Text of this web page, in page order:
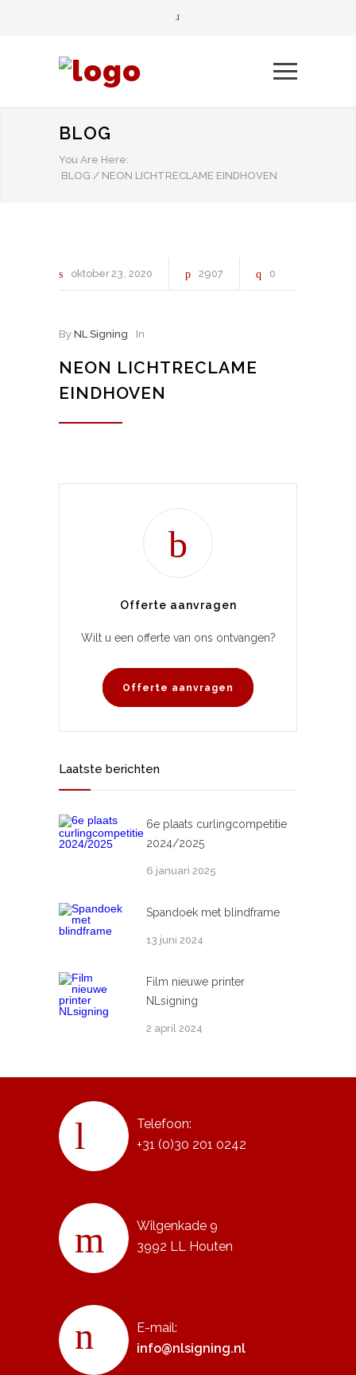
BLOG
You Are Here:
BLOG / NEON LICHTRECLAME EINDHOVEN
oktober23 2020 2907 0
By NL Signing In
NEON LICHTRECLAME
EINDHOVEN
Offerte aanvragen
Wilt u een offerte van ons ontvangen?
Offerte aanvragen
Laatste berichten
6e plaats curlingcompetitie
2024/2025
6 januari 2025
Spandoek met blindframe
13 juni 2024
Film nieuwe printer
NLsigning
2 april 2024
Telefoon:
+31 (0)30 201 0242
Wilgenkade 9
3992 LL Houten
E-mail:
info@nlsigning.nl